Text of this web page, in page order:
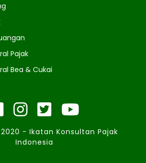
Pajak
Bea & Cukai
- Ikatan Konsultan Pajak
Indonesia